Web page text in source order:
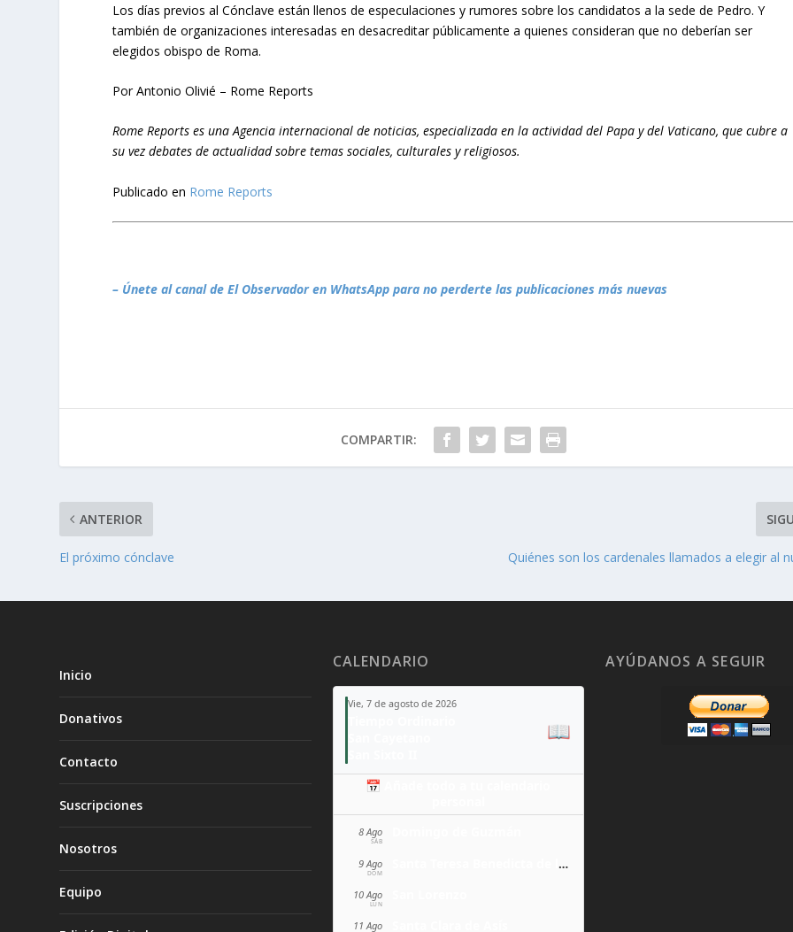
Los días previos al Cónclave están llenos de especulaciones y rumores sobre los candidatos a la sede de Pedro. Y
también de organizaciones interesadas en desacreditar públicamente a quienes consideran que no deberían ser
elegidos obispo de Roma.
Por Antonio Olivié – Rome Reports
Rome Reports es una Agencia internacional de noticias, especializada en la actividad del Papa y del Vaticano, que cubre a
su vez debates de actualidad sobre temas sociales, culturales y religiosos.
Publicado en Rome Reports
– Únete al canal de El Observador en WhatsApp para no perderte las publicaciones más nuevas
COMPARTIR:
ANTERIOR
El próximo cónclave Quiénes son los cardenales llamados a elegir al
Inicio
Donativos
Contacto
Suscripciones
Nosotros
Equipo
CALENDARIO
Vie, 7 de agosto de 2026
📖
📅 Añade todo a tu calendario
8 Ago
SÁB
9 Ago
DOM
Santa Teresa Benedicta de la Cruz
10 Ago
LUN
11 Ago
AYÚDANOS A SEGUIR